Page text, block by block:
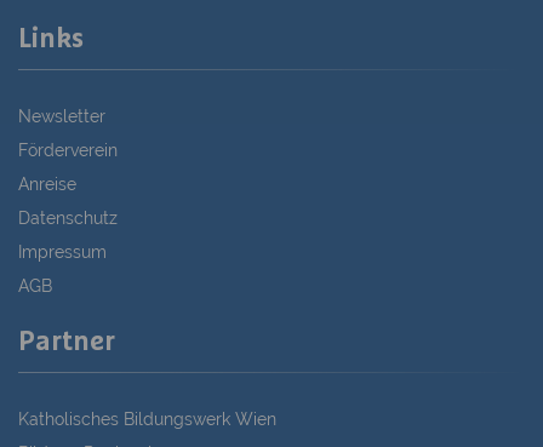
Links
Newsletter
Förderverein
Anreise
Datenschutz
Impressum
AGB
Partner
Katholisches Bildungswerk Wien